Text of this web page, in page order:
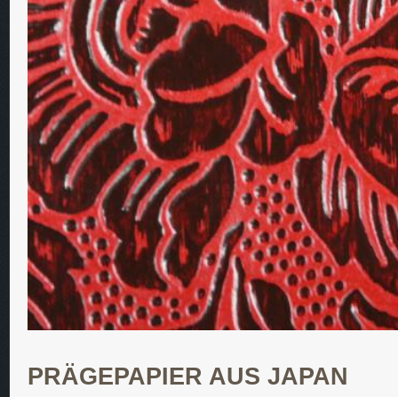
PRÄGEPAPIER AUS JAPAN